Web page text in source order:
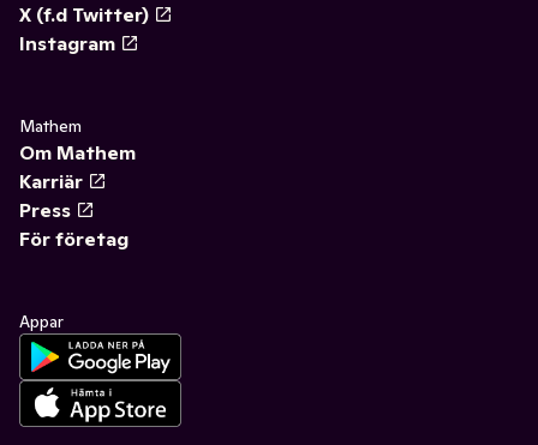
X (f.d Twitter)
Instagram
Mathem
Om Mathem
Karriär
Press
För företag
Appar